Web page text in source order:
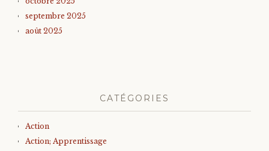
septembre 2025
août 2025
CATÉGORIES
Action
Action; Apprentissage